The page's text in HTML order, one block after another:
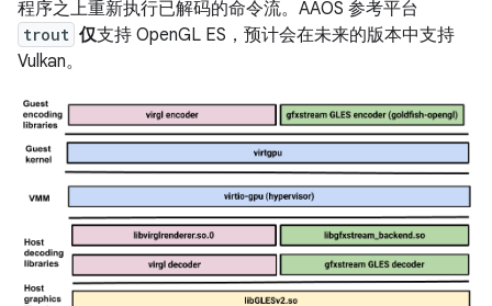
程序之上重新执行已解码的命令流。AAOS 参考平台
trout 仅支持 OpenGL ES，预计会在未来的版本中支持
Vulkan。